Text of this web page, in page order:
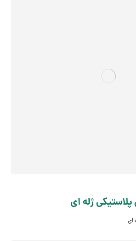
ژله ای
ای